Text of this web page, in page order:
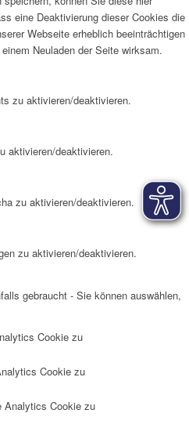
eine Deaktivierung dieser Cookies die
Webseite erheblich beeinträchtigen
Neuladen der Seite wirksam.
zu aktivieren/deaktivieren.
aktivieren/deaktivieren.
zu aktivieren/deaktivieren.
zu aktivieren/deaktivieren.
gebraucht - Sie können auswählen,
Cookie zu
Cookie zu
Analytics Cookie zu